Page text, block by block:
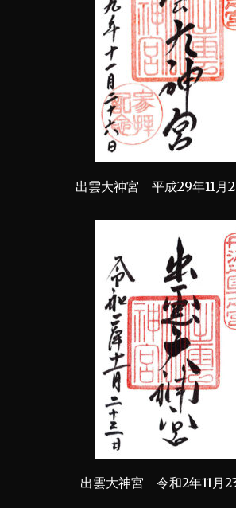
出雲大神宮 平成29年11月
出雲大神宮 令和2年11月